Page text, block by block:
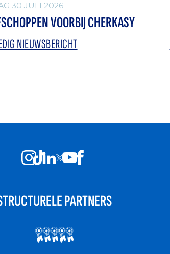
30 JULI 2026
VOORBIJ CHERKASY
NIEUWSBERICHT
PARTNERS